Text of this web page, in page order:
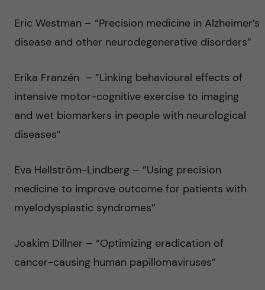
Eric Westman – “Precision medicine in Alzheimer’s
disease and other neurodegenerative disorders”
Erika Franzén – ”Linking behavioural effects of
intensive motor-cognitive exercise to imaging
and wet biomarkers in people with neurological
diseases”
Eva Hellström-Lindberg – ”Using precision
medicine to improve outcome for patients with
myelodysplastic syndromes”
Joakim Dillner – “Optimizing eradication of
cancer-causing human papillomaviruses”